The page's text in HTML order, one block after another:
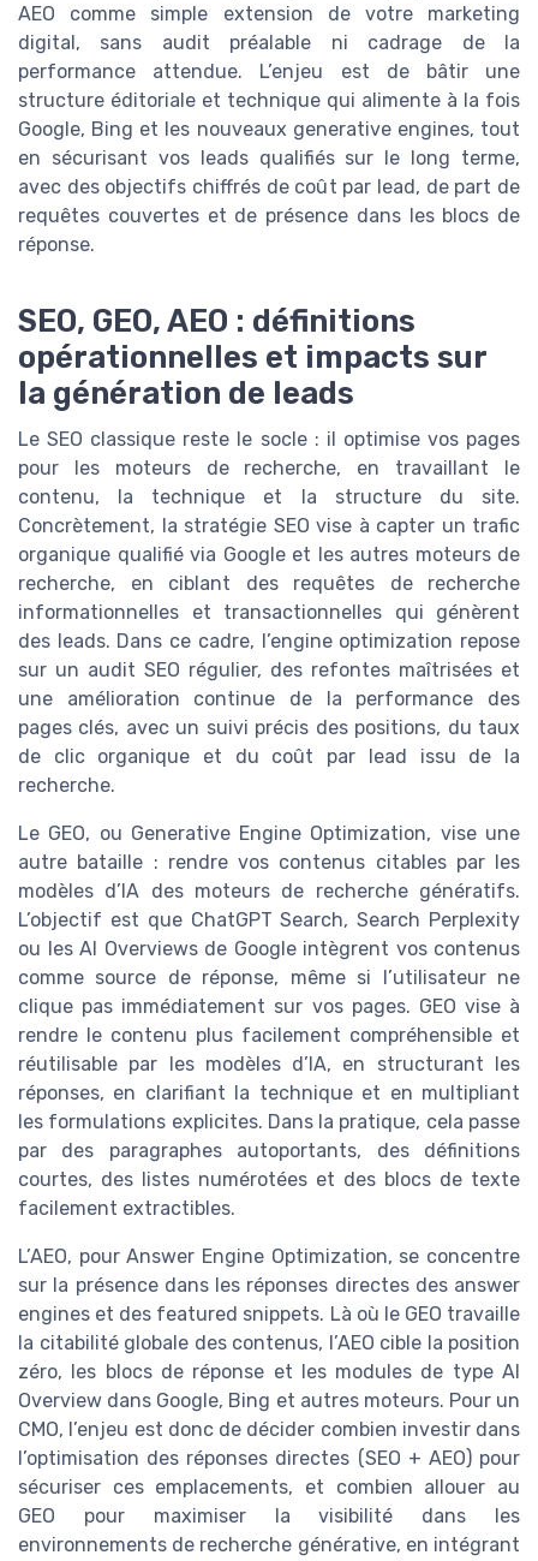
AEO comme simple extension de votre marketing
digital, sans audit préalable ni cadrage de la
performance attendue. L’enjeu est de bâtir une
structure éditoriale et technique qui alimente à la fois
Google, Bing et les nouveaux generative engines, tout
en sécurisant vos leads qualifiés sur le long terme,
avec des objectifs chiffrés de coût par lead, de part de
requêtes couvertes et de présence dans les blocs de
réponse.
SEO, GEO, AEO : définitions
opérationnelles et impacts sur
la génération de leads
Le SEO classique reste le socle : il optimise vos pages
pour les moteurs de recherche, en travaillant le
contenu, la technique et la structure du site.
Concrètement, la stratégie SEO vise à capter un trafic
organique qualifié via Google et les autres moteurs de
recherche, en ciblant des requêtes de recherche
informationnelles et transactionnelles qui génèrent
des leads. Dans ce cadre, l’engine optimization repose
sur un audit SEO régulier, des refontes maîtrisées et
une amélioration continue de la performance des
pages clés, avec un suivi précis des positions, du taux
de clic organique et du coût par lead issu de la
recherche.
Le GEO, ou Generative Engine Optimization, vise une
autre bataille : rendre vos contenus citables par les
modèles d’IA des moteurs de recherche génératifs.
L’objectif est que ChatGPT Search, Search Perplexity
ou les AI Overviews de Google intègrent vos contenus
comme source de réponse, même si l’utilisateur ne
clique pas immédiatement sur vos pages. GEO vise à
rendre le contenu plus facilement compréhensible et
réutilisable par les modèles d’IA, en structurant les
réponses, en clarifiant la technique et en multipliant
les formulations explicites. Dans la pratique, cela passe
par des paragraphes autoportants, des définitions
courtes, des listes numérotées et des blocs de texte
facilement extractibles.
L’AEO, pour Answer Engine Optimization, se concentre
sur la présence dans les réponses directes des answer
engines et des featured snippets. Là où le GEO travaille
la citabilité globale des contenus, l’AEO cible la position
zéro, les blocs de réponse et les modules de type AI
Overview dans Google, Bing et autres moteurs. Pour un
CMO, l’enjeu est donc de décider combien investir dans
l’optimisation des réponses directes (SEO + AEO) pour
sécuriser ces emplacements, et combien allouer au
GEO pour maximiser la visibilité dans les
environnements de recherche générative, en intégrant